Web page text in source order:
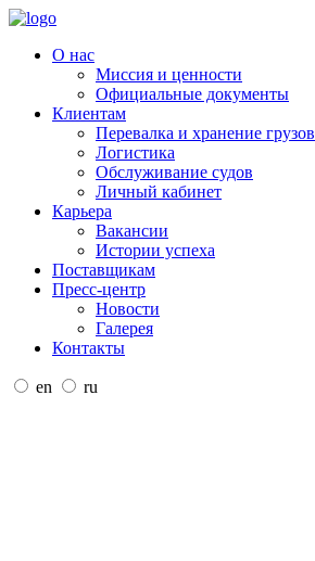
О нас
Миссия и ценности
Официальные документы
Клиентам
Перевалка и хранение грузов
Логистика
Обслуживание судов
Личный кабинет
Карьера
Вакансии
Истории успеха
Поставщикам
Пресс-центр
Новости
Галерея
Контакты
en ru